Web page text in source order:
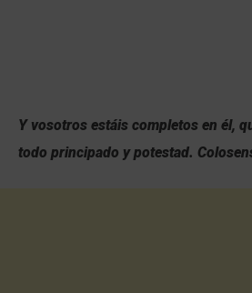
Y vosotros estáis completos en él,
todo principado y potestad.